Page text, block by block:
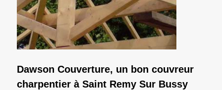
Dawson Couverture, un bon couvreur
charpentier à Saint Remy Sur Bussy